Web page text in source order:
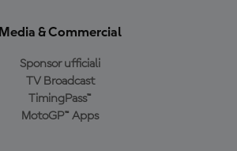
Media & Commercial
Sponsor ufficiali
TV Broadcast
TimingPass™
MotoGP™ Apps